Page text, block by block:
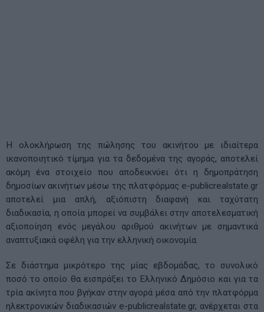
Η ολοκλήρωση της πώλησης του ακινήτου με ιδιαίτερα
ικανοποιητικό τίμημα για τα δεδομένα της αγοράς, αποτελεί
ακόμη ένα στοιχείο που αποδεικνύει ότι η δημοπράτηση
δημοσίων ακινήτων μέσω της πλατφόρμας e-publicrealstate.gr
αποτελεί μια απλή, αξιόπιστη διαφανή και ταχύτατη
διαδικασία, η οποία μπορεί να συμβάλει στην αποτελεσματική
αξιοποίηση ενός μεγάλου αριθμού ακινήτων με σημαντικά
αναπτυξιακά οφέλη για την ελληνική οικονομία.
Σε διάστημα μικρότερο της μίας εβδομάδας, το συνολικό
ποσό το οποίο θα εισπράξει το Ελληνικό Δημόσιο και για τα
τρία ακίνητα που βγήκαν στην αγορά μέσα από την πλατφόρμα
ηλεκτρονικών διαδικασιών e-publicrealstate.gr, ανέρχεται στα